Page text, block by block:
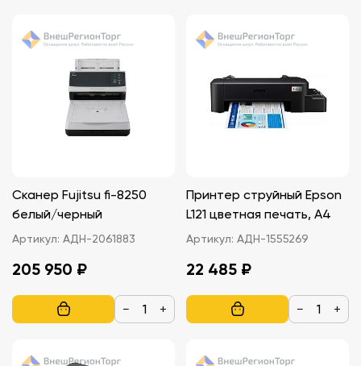
Сканер Fujitsu fi-8250
белый/черный
Артикул: АДН-2061883
205 950 ₽
− +
Принтер струйный Epson
L121 цветная печать, A4
Артикул: АДН-1555269
22 485 ₽
− +